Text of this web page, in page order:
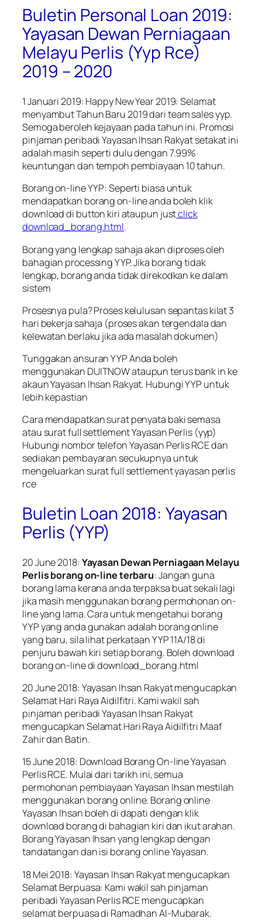
Buletin Personal Loan 2019:
Yayasan Dewan Perniagaan
Melayu Perlis (Yyp Rce)
2019 – 2020
1 Januari 2019: Happy New Year 2019: Selamat
menyambut Tahun Baru 2019 dari team sales yyp.
Semoga beroleh kejayaan pada tahun ini. Promosi
pinjaman peribadi Yayasan Ihsan Rakyat setakat ini
adalah masih seperti dulu dengan 7.99%
keuntungan dan tempoh pembiayaan 10 tahun.
Borang on-line YYP: Seperti biasa untuk
mendapatkan borang on-line anda boleh klik
download di button kiri ataupun justclick
download_borang.html.
Borang yang lengkap sahaja akan diproses oleh
bahagian processing YYP. Jika borang tidak
lengkap, borang anda tidak direkodkan ke dalam
sistem
Prosesnya pula? Proses kelulusan sepantas kilat 3
hari bekerja sahaja (proses akan tergendala dan
kelewatan berlaku jika ada masalah dokumen)
Tunggakan ansuran YYP Anda boleh
menggunakan DUITNOW ataupun terus bank in ke
akaun Yayasan Ihsan Rakyat. Hubungi YYP untuk
lebih kepastian
Cara mendapatkan surat penyata baki semasa
atau surat full settlement Yayasan Perlis (yyp)
Hubungi nombor telefon Yayasan Perlis RCE dan
sediakan pembayaran secukupnya untuk
mengeluarkan surat full settlement yayasan perlis
rce
Buletin Loan 2018: Yayasan
Perlis (YYP)
20 June 2018: Yayasan Dewan Perniagaan Melayu
Perlis borang on-line terbaru: Jangan guna
borang lama kerana anda terpaksa buat sekali lagi
jika masih menggunakan borang permohonan on-
line yang lama. Cara untuk mengetahui borang
YYP yang anda gunakan adalah borang online
yang baru, sila lihat perkataan YYP 11A/18 di
penjuru bawah kiri setiap borang. Boleh download
borang on-line di download_borang.html
20 June 2018: Yayasan Ihsan Rakyat mengucapkan
Selamat Hari Raya Aidilfitri. Kami wakil sah
pinjaman peribadi Yayasan Ihsan Rakyat
mengucapkan Selamat Hari Raya Aidilfitri Maaf
Zahir dan Batin.
15 June 2018: Download Borang On-line Yayasan
Perlis RCE. Mulai dari tarikh ini, semua
permohonan pembiayaan Yayasan Ihsan mestilah
menggunakan borang online. Borang online
Yayasan Ihsan boleh di dapati dengan klik
download borang di bahagian kiri dan ikut arahan.
Borang Yayasan Ihsan yang lengkap dengan
tandatangan dan isi borang online Yayasan.
18 Mei 2018: Yayasan Ihsan Rakyat mengucapkan
Selamat Berpuasa: Kami wakil sah pinjaman
peribadi Yayasan Perlis RCE mengucapkan
selamat berpuasa di Ramadhan Al-Mubarak.